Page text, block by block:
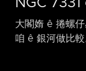
大閣媠 ê 捲螺
咱 ê 銀河做比較